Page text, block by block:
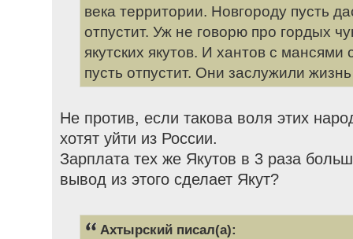
века территории. Новгороду пусть
отпустит. Уж не говорю про гордых
якутских якутов. И хантов с
пусть отпустит. Они заслужили
Не против, если такова воля этих
хотят уйти из России.
Зарплата тех же Якутов в 3 раза
вывод из этого сделает Якут?
Ахтырский писал(а):